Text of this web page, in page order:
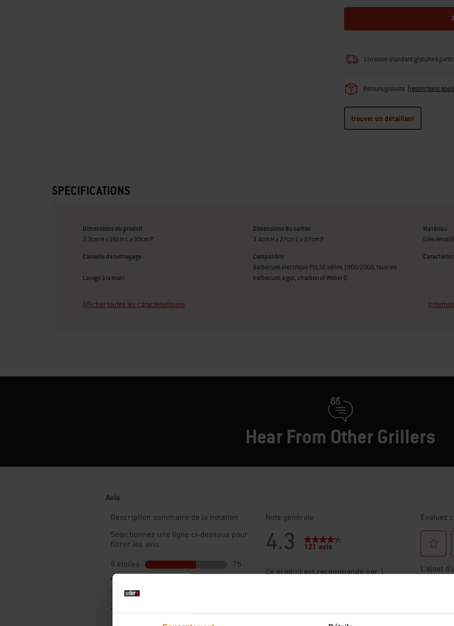
Livraison standard gratuite à
Retours gratuits (restrictions
trouver un détaillant
SPECIFICATIONS
Dimensions du produit
2.3cm H x 26cm L x 30cm P
Dimensions du carton
3.4cm H x 27cm L x 27cm P
Matériau
Grès émaillé
Conseils de nettoyage
Lavage à la main
Compatible
Barbecues électrique PULSE séries 1000/2000, tous les
barbecues à gaz, charbon et Weber Q
Afficher toutes les caractéristiques
Hear From Other Grillers